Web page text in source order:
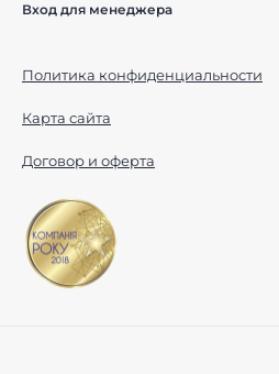
Вход для менеджера
Политика конфиденциальности
Карта сайта
Договор и оферта